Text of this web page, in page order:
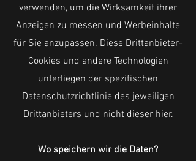
verwenden, um die Wirksamkeit ihrer
Anzeigen zu messen und Werbeinhalte
für Sie anzupassen. Diese Drittanbieter-
Cookies und andere Technologien
unterliegen der spezifischen
Datenschutzrichtlinie des jeweiligen
Drittanbieters und nicht dieser hier.
Wo speichern wir die Daten?